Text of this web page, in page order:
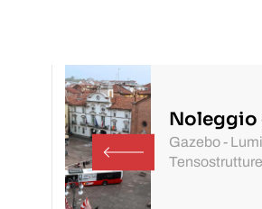
Noleggio
Gazebo -
Tensostrutture